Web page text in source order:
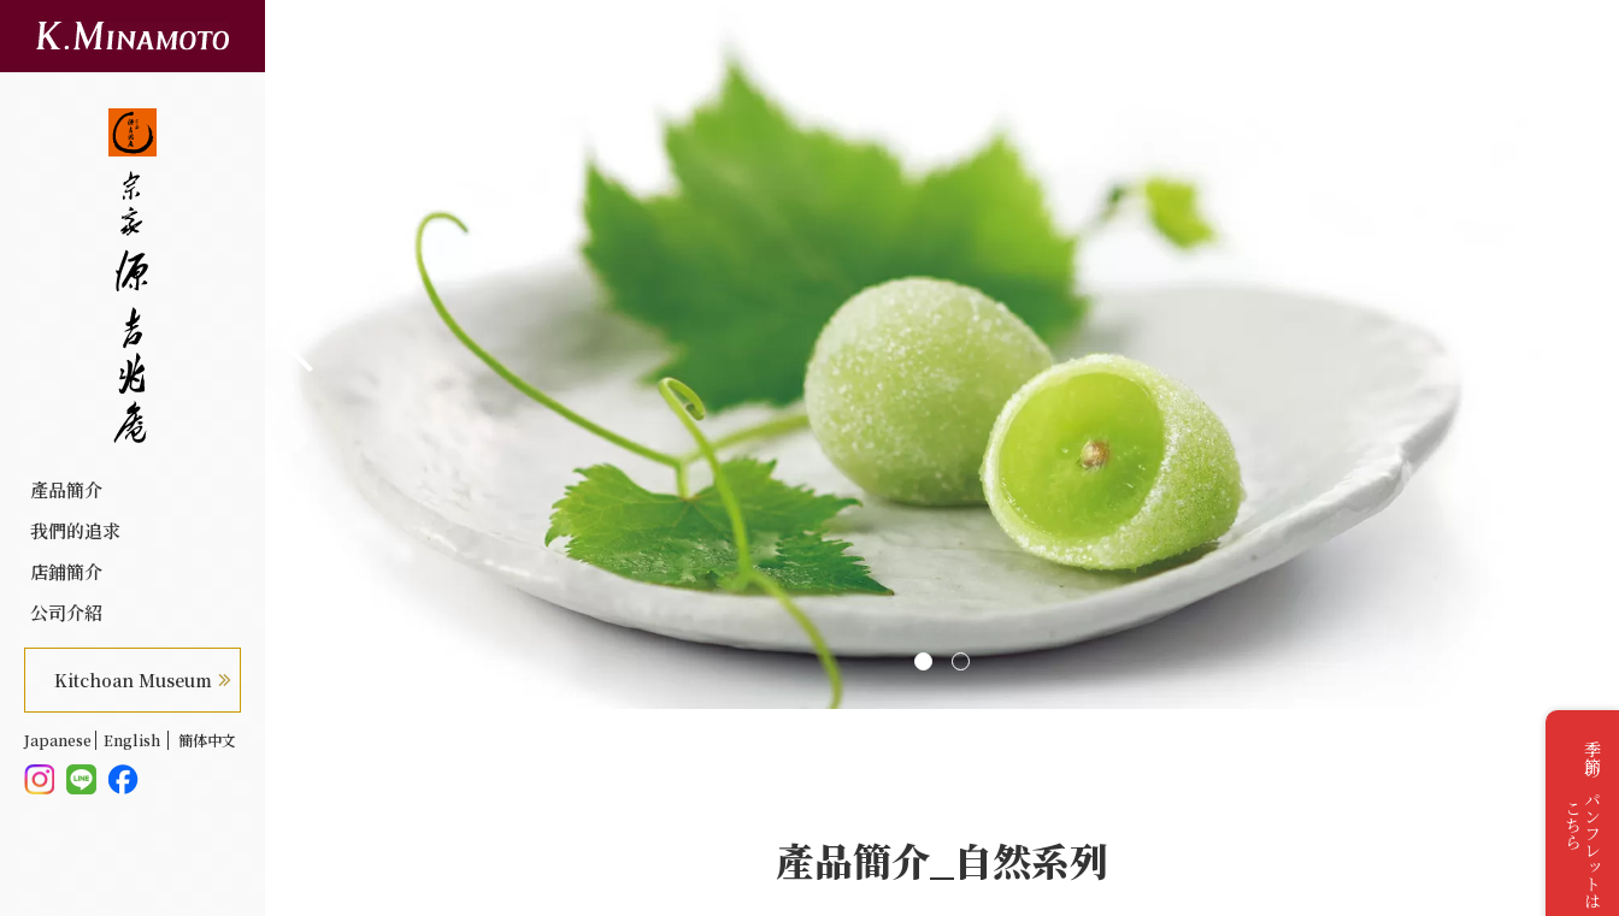
產品簡介
我們的追求
店鋪簡介
公司介紹
Kitchoan Museum
Japanese English 簡体中文
產品簡介_自然系列 季節のパンフレットは
こちら